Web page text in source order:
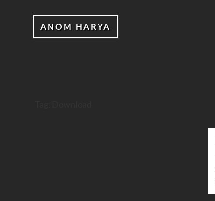
ANOM HARYA